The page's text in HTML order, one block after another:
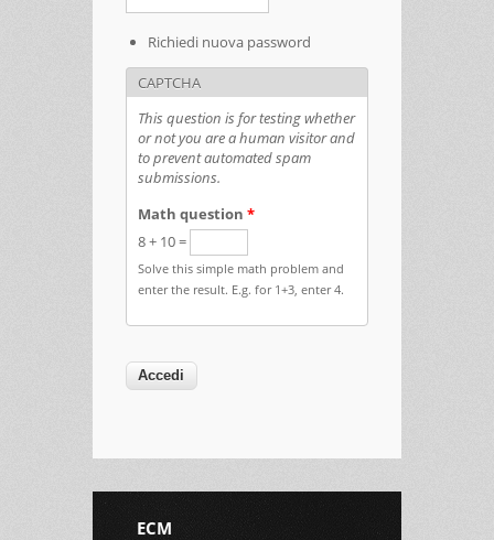
Richiedi nuova password
CAPTCHA
This question is for testing whether
or not you are a human visitor and
to prevent automated spam
submissions.
Math question *
8 + 10 =
Solve this simple math problem and
enter the result. E.g. for 1+3, enter 4.
ECM